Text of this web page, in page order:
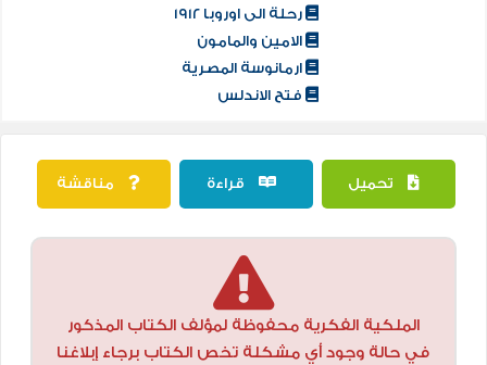
رحلة الى اوروبا ١٩١٢
الامين والمامون
ارمانوسة المصرية
فتح الاندلس
تحميل قراءة مناقشة
الملكية الفكرية محفوظة لمؤلف الكتاب المذكور
في حالة وجود أي مشكلة تخص الكتاب برجاء إبلاغنا